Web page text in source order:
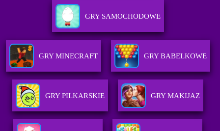
GRY SAMOCHODOWE
GRY MINECRAFT GRY BABELKOWE
GRY PILKARSKIE GRY MAKIJAZ